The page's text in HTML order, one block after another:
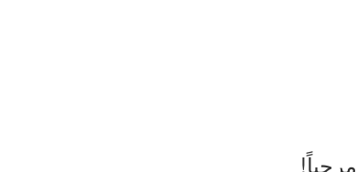
مرحباً!